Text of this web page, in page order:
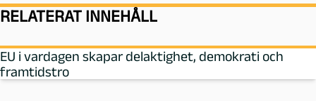
RELATERAT INNEHÅLL
EU i vardagen skapar delaktighet, demokrati och
framtidstro